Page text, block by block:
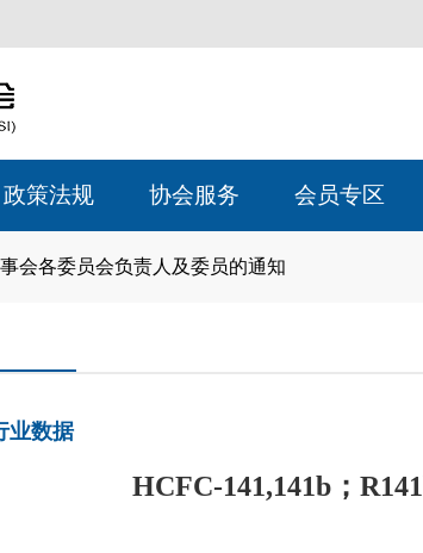
政策法规 协会服务 会员专区
会各委员会负责人及委员的通知
业数据
HCFC-141,141b；